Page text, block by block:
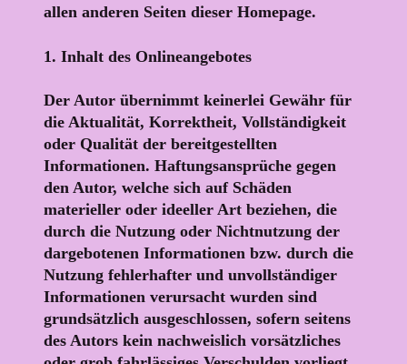
allen anderen Seiten dieser Homepage.
1. Inhalt des Onlineangebotes
Der Autor übernimmt keinerlei Gewähr für
die Aktualität, Korrektheit, Vollständigkeit
oder Qualität der bereitgestellten
Informationen. Haftungsansprüche gegen
den Autor, welche sich auf Schäden
materieller oder ideeller Art beziehen, die
durch die Nutzung oder Nichtnutzung der
dargebotenen Informationen bzw. durch die
Nutzung fehlerhafter und unvollständiger
Informationen verursacht wurden sind
grundsätzlich ausgeschlossen, sofern seitens
des Autors kein nachweislich vorsätzliches